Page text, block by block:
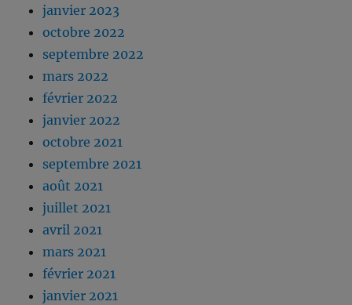
janvier 2023
octobre 2022
septembre 2022
mars 2022
février 2022
janvier 2022
octobre 2021
septembre 2021
août 2021
juillet 2021
avril 2021
mars 2021
février 2021
janvier 2021